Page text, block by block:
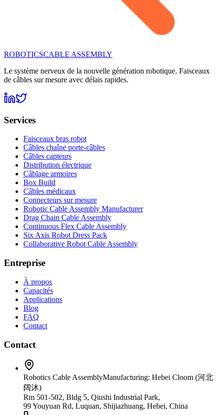
ROBOTICSCABLE ASSEMBLY
Le système nerveux de la nouvelle génération robotique. Faisceaux
de câbles sur mesure avec délais rapides.
Services
Faisceaux bras robot
Câbles chaîne porte-câbles
Câbles capteurs
Distribution électrique
Câblage armoires
Box Build
Câbles médicaux
Connecteurs sur mesure
Robotic Cable Assembly Manufacturer
Drag Chain Cable Assembly
Continuous Flex Cable Assembly
Six Axis Robot Dress Pack
Collaborative Robot Cable Assembly
Entreprise
À propos
Capacités
Applications
Blog
FAQ
Contact
Contact
Robotics Cable AssemblyManufacturing: Hebei Cloom (河北
阔沐)
Rm 501-502, Bldg 5, Qiushi Industrial Park,
99 Youyuan Rd, Luquan, Shijiazhuang, Hebei, China